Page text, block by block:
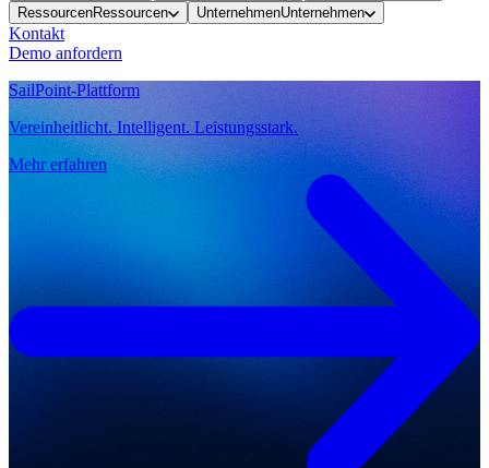
RessourcenRessourcen UnternehmenUnternehmen
Kontakt
Demo anfordern
SailPoint-Plattform
Vereinheitlicht. Intelligent. Leistungsstark.
Mehr erfahren